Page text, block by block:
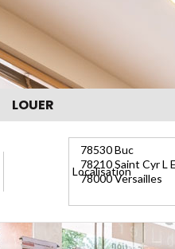
LOUER
Localisation